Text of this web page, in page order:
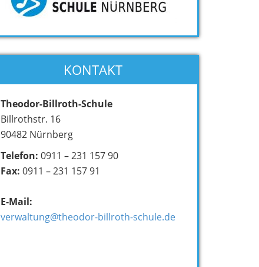
KONTAKT
Theodor-Billroth-Schule
Billrothstr. 16
90482 Nürnberg
Telefon: 0911 – 231 157 90
Fax: 0911 – 231 157 91
E-Mail:
verwaltung@theodor-billroth-schule.de